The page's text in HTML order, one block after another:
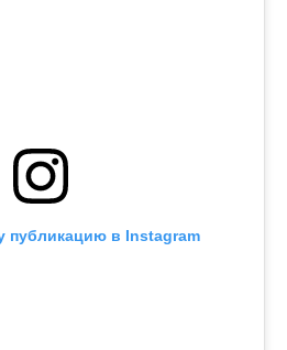
публикацию в Instagram